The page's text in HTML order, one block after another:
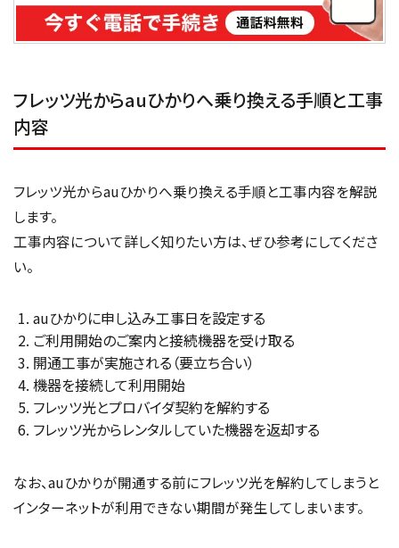
フレッツ光からauひかりへ乗り換える手順と工事
内容
フレッツ光からauひかりへ乗り換える手順と工事内容を解説
します。
工事内容について詳しく知りたい方は、ぜひ参考にしてくださ
い。
auひかりに申し込み工事日を設定する
ご利用開始のご案内と接続機器を受け取る
開通工事が実施される（要立ち合い）
機器を接続して利用開始
フレッツ光とプロバイダ契約を解約する
フレッツ光からレンタルしていた機器を返却する
なお、auひかりが開通する前にフレッツ光を解約してしまうと
インターネットが利用できない期間が発生してしまいます。